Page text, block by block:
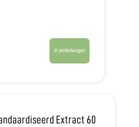
In winkelwagen
Extract 60